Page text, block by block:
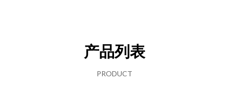
产品列表
PRODUCT